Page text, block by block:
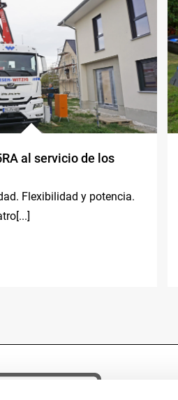
al servicio de los
Flexibilidad y potencia.